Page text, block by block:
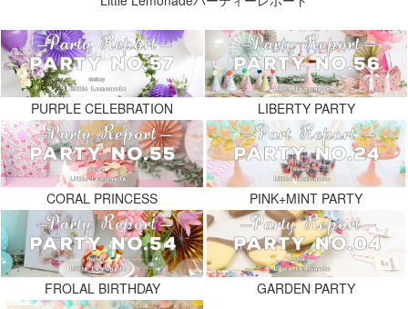
PURPLE CELEBRATION LIBERTY PARTY
CORAL PRINCESS PINK+MINT PARTY
FROLAL BIRTHDAY GARDEN PARTY